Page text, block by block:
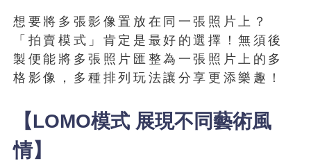
想要將多張影像置放在同一張照片上？
「拍賣模式」肯定是最好的選擇！無須後
製便能將多張照片匯整為一張照片上的多
格影像，多種排列玩法讓分享更添樂趣！
【LOMO模式 展現不同藝術風
情】